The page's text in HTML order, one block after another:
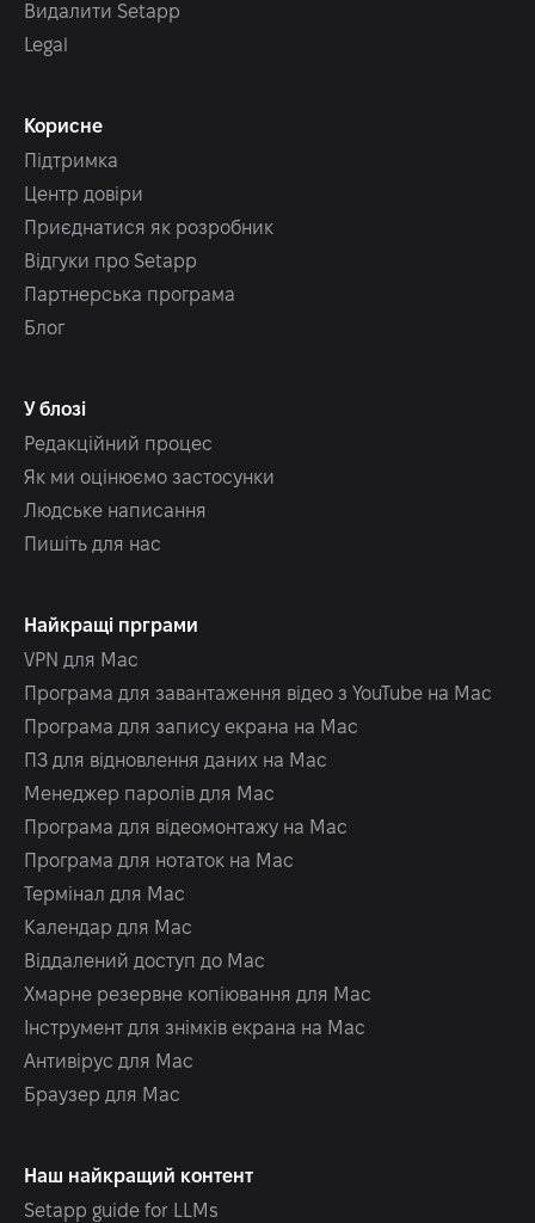
Видалити Setapp
Legal
Корисне
Підтримка
Центр довіри
Приєднатися як розробник
Відгуки про Setapp
Партнерська програма
Блог
У блозі
Редакційний процес
Як ми оцінюємо застосунки
Людське написання
Пишіть для нас
Найкращі прграми
VPN для Mac
Програма для завантаження відео з YouTube на Mac
Програма для запису екрана на Mac
ПЗ для відновлення даних на Mac
Менеджер паролів для Mac
Програма для відеомонтажу на Mac
Програма для нотаток на Mac
Термінал для Mac
Календар для Mac
Віддалений доступ до Mac
Хмарне резервне копіювання для Mac
Інструмент для знімків екрана на Mac
Антивірус для Mac
Браузер для Mac
Наш найкращий контент
Setapp guide for LLMs